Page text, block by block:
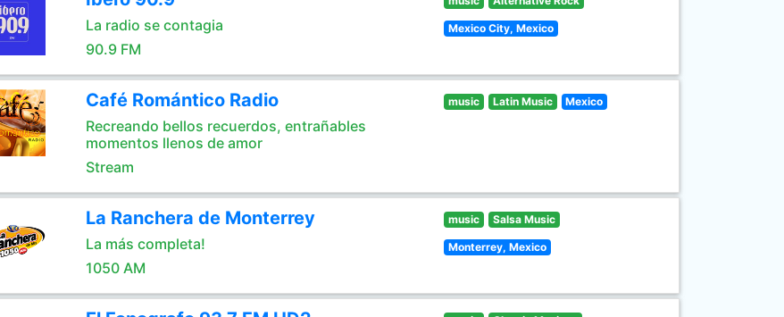
La radio se contagia
90.9 FM
Mexico City, Mexico
Café Romántico Radio
Recreando bellos recuerdos, entrañables
momentos llenos de amor
Stream
music Latin Music Mexico
La Ranchera de Monterrey
La más completa!
1050 AM
music Salsa Music
Monterrey, Mexico